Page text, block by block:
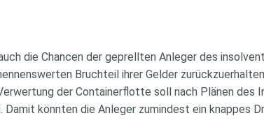
die Chancen der geprellten Anleger des
Bruchteil ihrer Gelder
der Containerflotte soll nach Plänen des
Damit könnten die Anleger zumindest ein knappes